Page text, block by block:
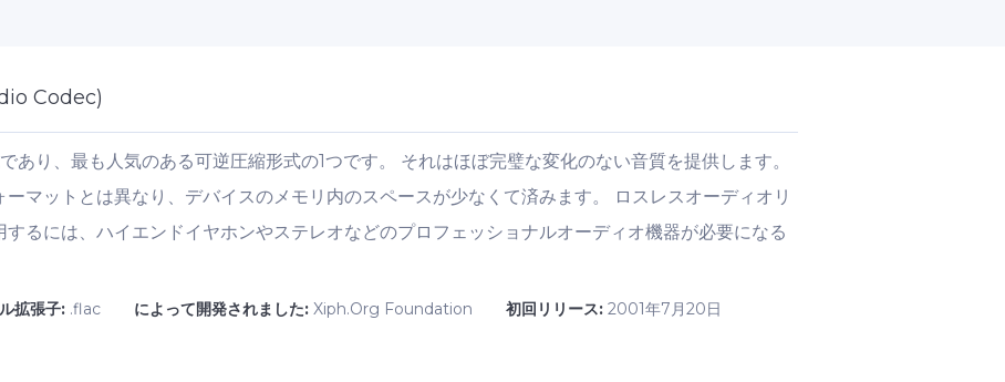
Codec)
あり、最も人気のある可逆圧縮形式の1つです。 それはほぼ完璧な変化のない音質を提供します。
マットとは異なり、デバイスのメモリ内のスペースが少なくて済みます。 ロスレスオーディオリ
るには、ハイエンドイヤホンやステレオなどのプロフェッショナルオーディオ機器が必要になる
拡張子: .flac によって開発されました: Xiph.Org Foundation 初回リリース: 2001年7月20日